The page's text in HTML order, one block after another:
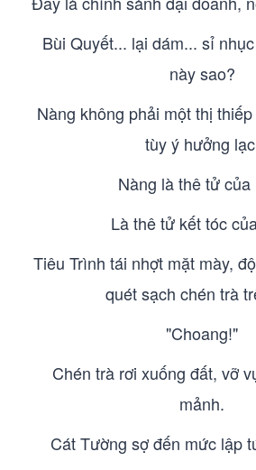
Bùi Quyết... lại dám... sỉ
này sao?
Nàng không phải một thị
tùy ý hưởng
Nàng là thê tử của
Là thê tử kết tóc
Tiêu Trình tái nhợt mặt mày,
quét sạch chén trà
"Choang!"
Chén trà rơi xuống đất, vỡ
mảnh.
Cát Tường sợ đến mức lập